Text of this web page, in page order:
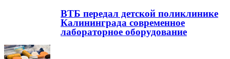
ВТБ передал детской поликлинике
Калининграда современное
лабораторное оборудование